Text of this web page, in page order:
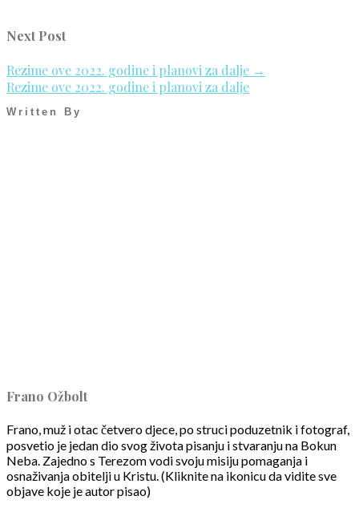
Next Post
Rezime ove 2022. godine i planovi za dalje →
Rezime ove 2022. godine i planovi za dalje
Written By
Frano Ožbolt
Frano, muž i otac četvero djece, po struci poduzetnik i fotograf,
posvetio je jedan dio svog života pisanju i stvaranju na Bokun
Neba. Zajedno s Terezom vodi svoju misiju pomaganja i
osnaživanja obitelji u Kristu. (Kliknite na ikonicu da vidite sve
objave koje je autor pisao)